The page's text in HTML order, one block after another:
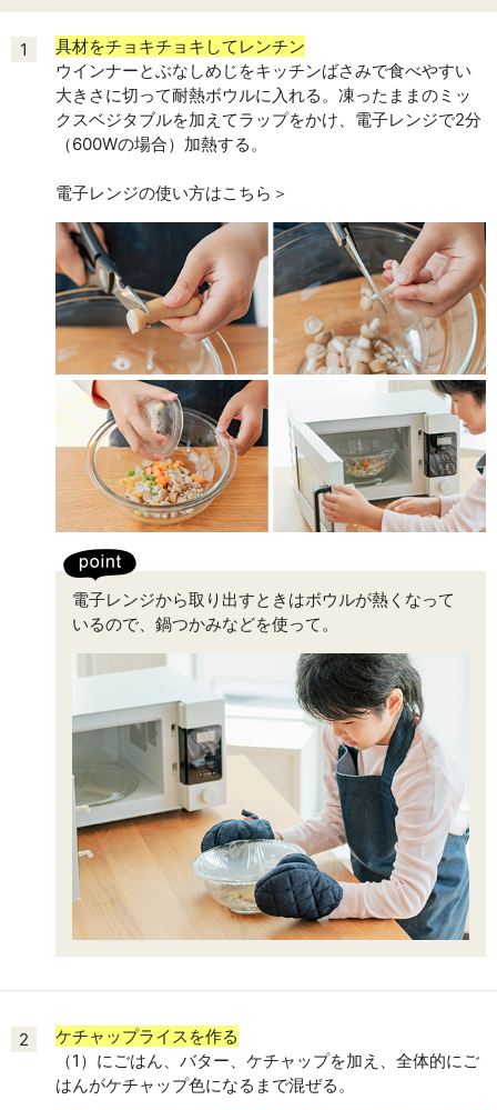
1
具材をチョキチョキしてレンチン
ウインナーとぶなしめじをキッチンばさみで食べやすい
大きさに切って耐熱ボウルに入れる。凍ったままのミッ
クスベジタブルを加えてラップをかけ、電子レンジで2分
（600Wの場合）加熱する。
電子レンジの使い方はこちら＞
電子レンジから取り出すときはボウルが熱くなって
いるので、鍋つかみなどを使って。
2
ケチャップライスを作る
（1）にごはん、バター、ケチャップを加え、全体的にご
はんがケチャップ色になるまで混ぜる。